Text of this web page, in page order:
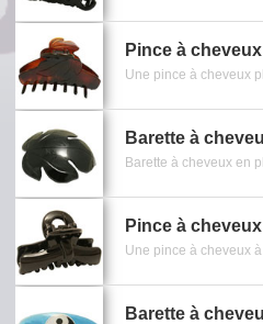
Pince à
Barette à
Pince à